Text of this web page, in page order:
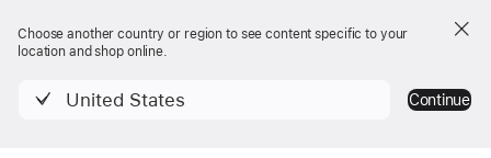
Choose another country or region to see content specific to your
location and shop online.
United States Continue